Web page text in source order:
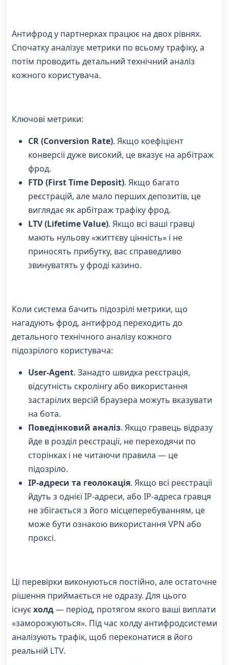
Антифрод у партнерках працює на двох рівнях.
Спочатку аналізує метрики по всьому трафіку, а
потім проводить детальний технічний аналіз
кожного користувача.
Ключові метрики:
CR (Conversion Rate). Якщо коефіцієнт
конверсії дуже високий, це вказує на арбітраж
фрод.
FTD (First Time Deposit). Якщо багато
реєстрацій, але мало перших депозитів, це
виглядає як арбітраж трафіку фрод.
LTV (Lifetime Value). Якщо всі ваші гравці
мають нульову «життєву цінність» і не
приносять прибутку, вас справедливо
звинуватять у фроді казино.
Коли система бачить підозрілі метрики, що
нагадують фрод, антифрод переходить до
детального технічного аналізу кожного
підозрілого користувача:
User-Agent. Занадто швидка реєстрація,
відсутність скролінгу або використання
застарілих версій браузера можуть вказувати
на бота.
Поведінковий аналіз. Якщо гравець відразу
йде в розділ реєстрації, не переходячи по
сторінках і не читаючи правила — це
підозріло.
IP-адреси та геолокація. Якщо всі реєстрації
йдуть з однієї IP-адреси, або IP-адреса гравця
не збігається з його місцеперебуванням, це
може бути ознакою використання VPN або
проксі.
Ці перевірки виконуються постійно, але остаточне
рішення приймається не одразу. Для цього
існуєхолд— період, протягом якого ваші виплати
«заморожуються». Під час холду антифродсистеми
аналізують трафік, щоб переконатися в його
реальній LTV.